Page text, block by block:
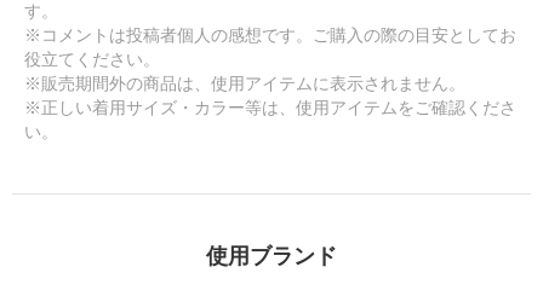
す。
※コメントは投稿者個人の感想です。ご購入の際の目安としてお
役立てください。
※販売期間外の商品は、使用アイテムに表示されません。
※正しい着用サイズ・カラー等は、使用アイテムをご確認くださ
い。
使用ブランド